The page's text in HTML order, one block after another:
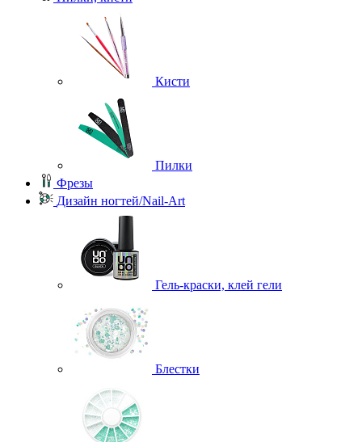
Кисти
Пилки
Фрезы
Дизайн ногтей/Nail-Art
Гель-краски, клей гели
Блестки